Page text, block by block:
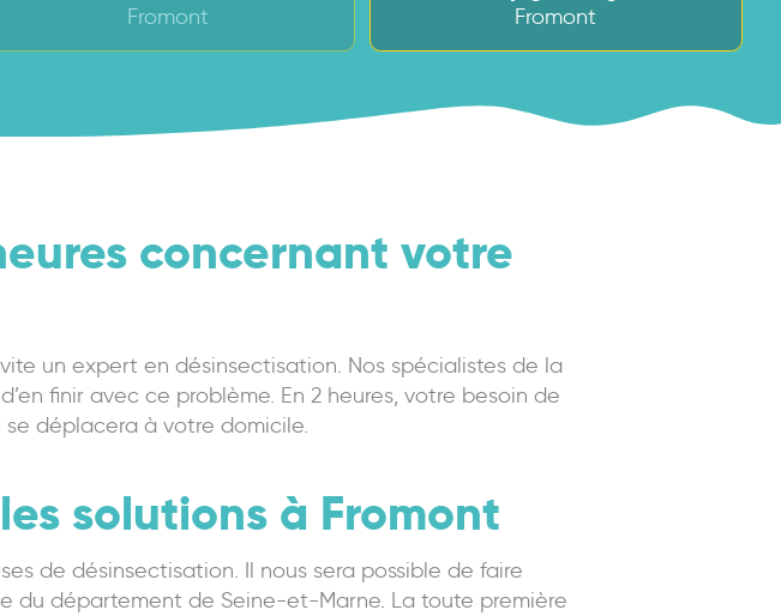
Fromont
Fromont
concernant votre
un expert en désinsectisation. Nos spécialistes de la
finir avec ce problème. En 2 heures, votre besoin de
déplacera à votre domicile.
solutions à Fromont
de désinsectisation. Il nous sera possible de faire
du département de Seine-et-Marne. La toute première